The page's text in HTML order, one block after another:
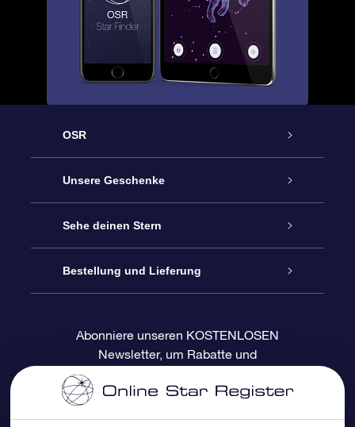
OSR
Service
Kontakt
Blog
Bewertungen
Unsere Geschenke
Sterne schenken
OSR-Geschenkpaket
OSR-Geschenkgutschein
Firmengeschenke
Sehe deinen Stern
Sternregister
Personalisierte Sternseite
One Million Stars
Bestellung und Lieferung
Zahlungsinformationen
Versandinformationen
Abonniere unseren KOSTENLOSEN
Newsletter, um Rabatte und